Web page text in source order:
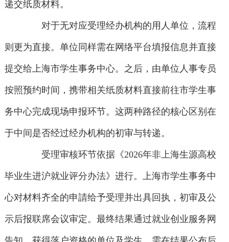
递交纸质材料。
对于无对应受理经办机构的用人单位，流程
则更为直接。单位同样需在网络平台填报信息并直接
提交给上海市学生事务中心。之后，由单位人事专员
按照预约时间，携带相关纸质材料直接前往市学生事
务中心完成现场申报环节。这两种路径的核心区别在
于中间是否经过经办机构的初审与转递。
受理审核环节依据《2026年非上海生源高校
毕业生进沪就业评分办法》进行。上海市学生事务中
心对材料齐全的申請给予受理并出具回执，初审及公
示后报联席会议审定。最终结果通过就业创业服务网